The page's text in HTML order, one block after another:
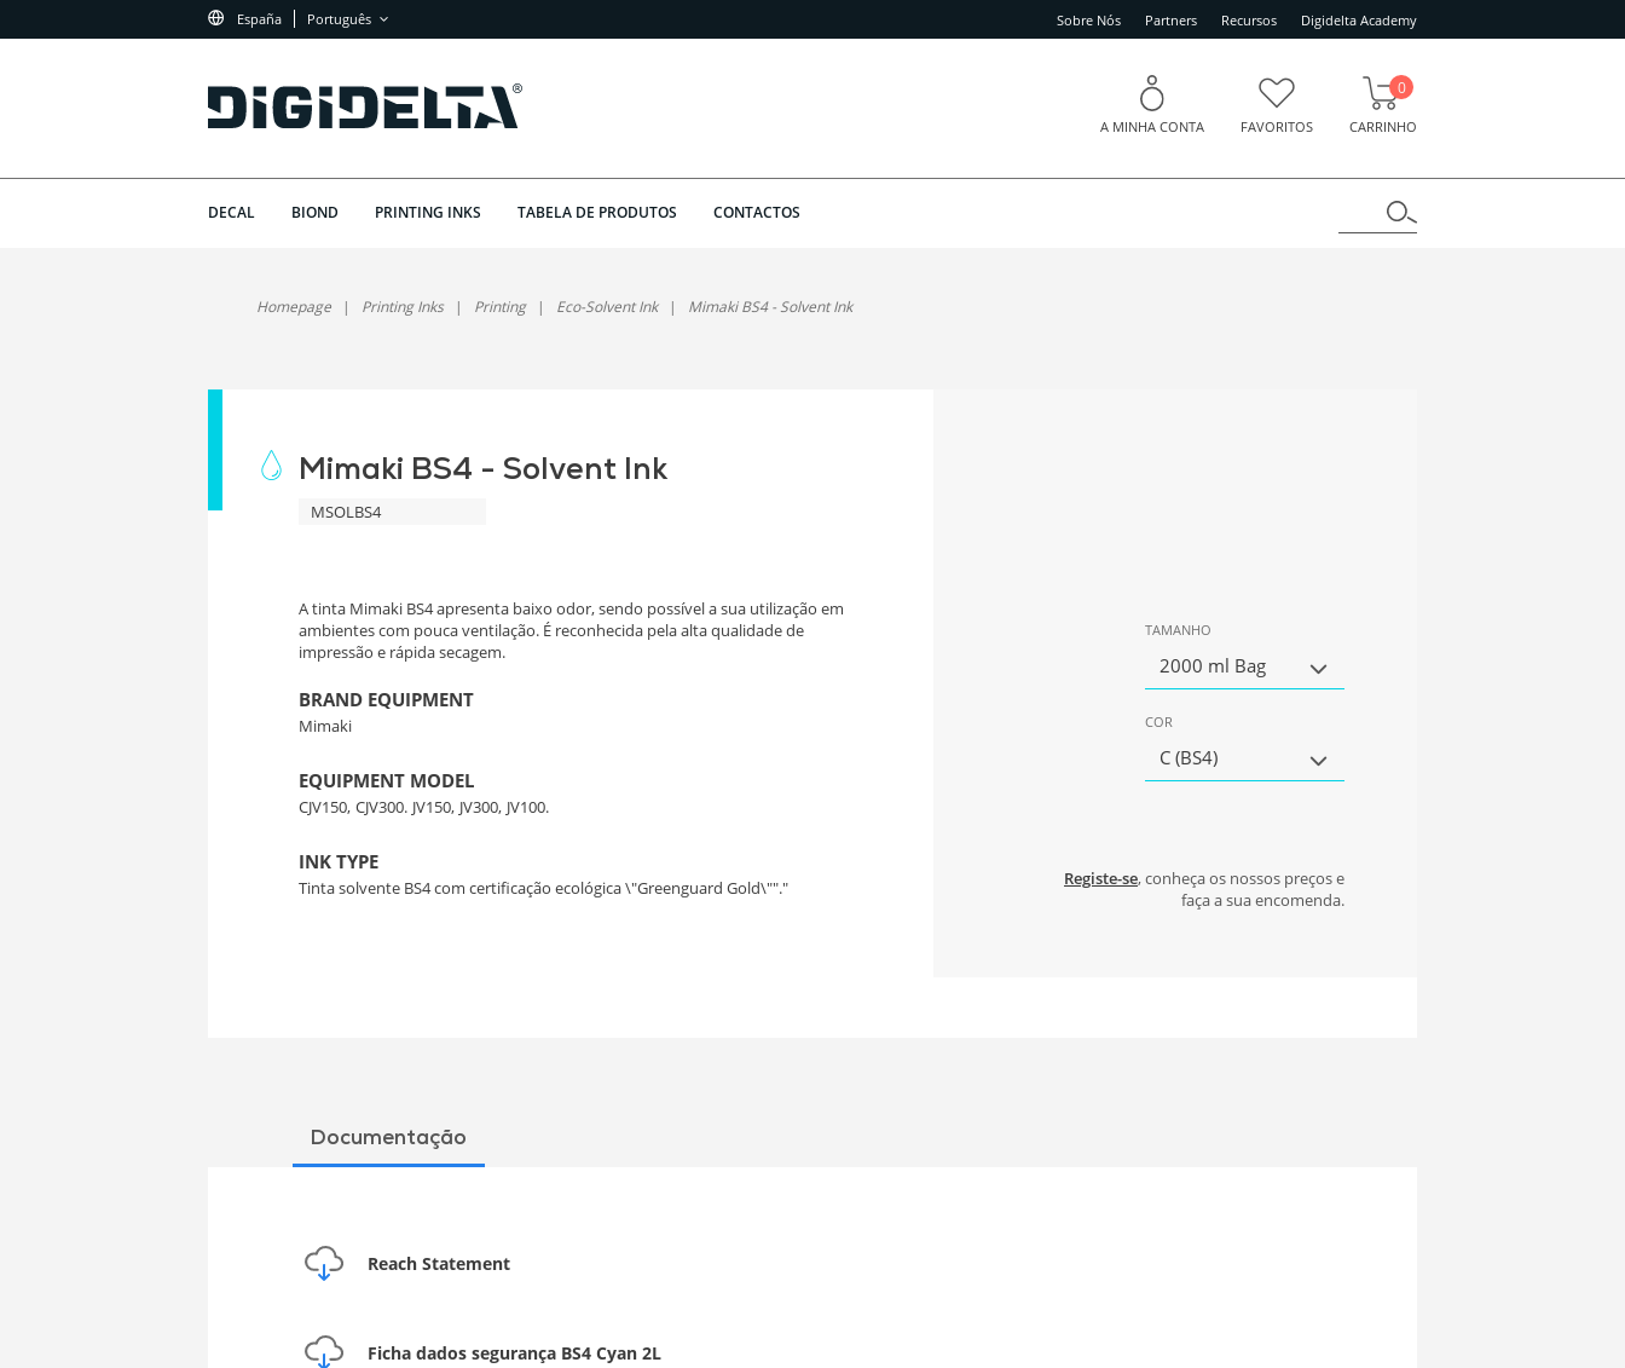
España Português Sobre Nós Partners Recursos Digidelta Academy
A MINHA CONTA FAVORITOS CARRINHO
0
DECAL BIOND PRINTING INKS TABELA DE PRODUTOS CONTACTOS
Homepage Printing Inks Printing Eco-Solvent Ink Mimaki BS4 - Solvent Ink
Mimaki BS4 - Solvent Ink
MSOLBS4
A tinta Mimaki BS4 apresenta baixo odor, sendo possível a sua utilização em
ambientes com pouca ventilação. É reconhecida pela alta qualidade de
impressão e rápida secagem.
BRAND EQUIPMENT
Mimaki
EQUIPMENT MODEL
CJV150, CJV300. JV150, JV300, JV100.
INK TYPE
Tinta solvente BS4 com certificação ecológica \"Greenguard Gold\""."
TAMANHO
2000 ml Bag
COR
C (BS4)
Registe-se, conheça os nossos preços e
faça a sua encomenda.
Documentação
Reach Statement
Ficha dados segurança BS4 Cyan 2L